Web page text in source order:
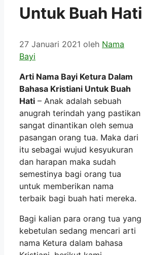
Untuk Buah Hati
27 Januari 2021 oleh Nama
Bayi
Arti Nama Bayi Ketura Dalam
Bahasa Kristiani Untuk Buah
Hati – Anak adalah sebuah
anugrah terindah yang pastikan
sangat dinantikan oleh semua
pasangan orang tua. Maka dari
itu sebagai wujud kesyukuran
dan harapan maka sudah
semestinya bagi orang tua
untuk memberikan nama
terbaik bagi buah hati mereka.
Bagi kalian para orang tua yang
kebetulan sedang mencari arti
nama Ketura dalam bahasa